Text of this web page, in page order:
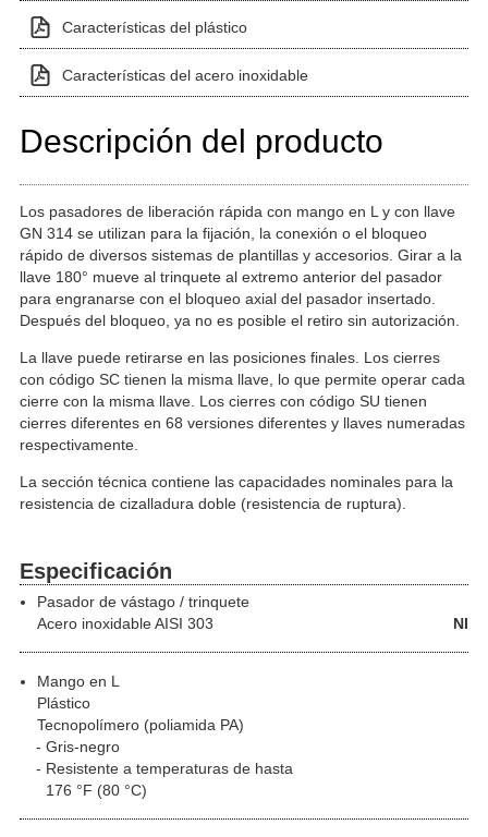
Características del plástico
Características del acero inoxidable
Descripción del producto
Los pasadores de liberación rápida con mango en L y con llave
GN 314 se utilizan para la fijación, la conexión o el bloqueo
rápido de diversos sistemas de plantillas y accesorios. Girar a la
llave 180° mueve al trinquete al extremo anterior del pasador
para engranarse con el bloqueo axial del pasador insertado.
Después del bloqueo, ya no es posible el retiro sin autorización.
La llave puede retirarse en las posiciones finales. Los cierres
con código SC tienen la misma llave, lo que permite operar cada
cierre con la misma llave. Los cierres con código SU tienen
cierres diferentes en 68 versiones diferentes y llaves numeradas
respectivamente.
La sección técnica contiene las capacidades nominales para la
resistencia de cizalladura doble (resistencia de ruptura).
Especificación
Pasador de vástago / trinquete
Acero inoxidable
NI
AISI 303
Mango en L
Plástico
Tecnopolímero (poliamida PA)
Gris-negro
Resistente a temperaturas de hasta
176 °F (80 °C)